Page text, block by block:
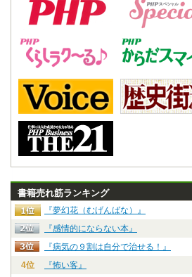
書籍売れ筋ランキング
『夢幻花（むげんばな）』
『感情的にならない本』
『病気の９割は自分で治せる！』
4位
『怖い客』